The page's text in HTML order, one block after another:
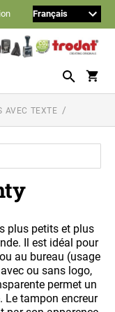
AVEC TEXTE
plus petits et plus
Il est idéal pour
au bureau (usage
ou sans logo,
permet un
Le tampon encreur